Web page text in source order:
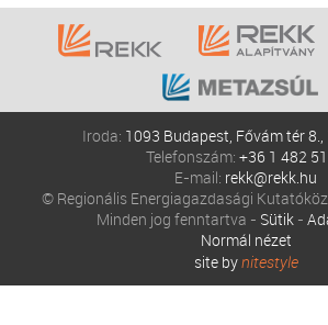
Iroda: 1093 Budapest, Fővám tér
Telefonszám: +36 1 482
E-mail: rekk@rekk.hu
© Regionális Energiagazdasági
Minden jog fenntartva - Sütik-
Normál nézet
site bynitestyle